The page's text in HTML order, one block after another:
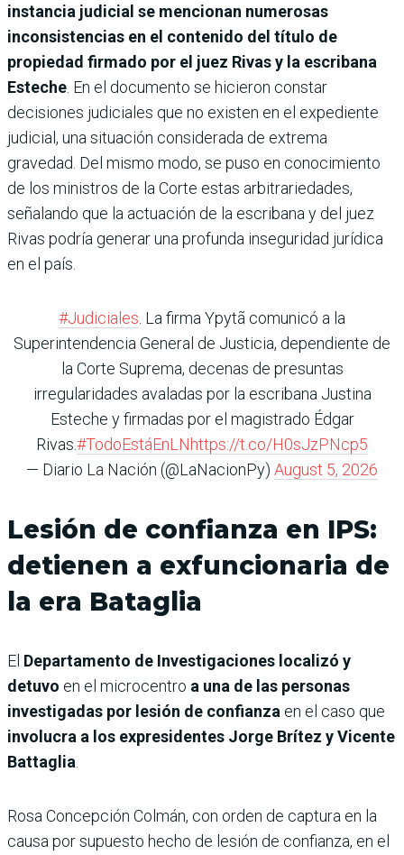
instancia judicial se mencionan numerosas
inconsistencias en el contenido del título de
propiedad firmado por el juez Rivas y la escribana
Esteche . En el documento se hicieron constar
decisiones judiciales que no existen en el expediente
judicial, una situación considerada de extrema
gravedad. Del mismo modo, se puso en conocimiento
de los ministros de la Corte estas arbitrariedades,
señalando que la actuación de la escribana y del juez
Rivas podría generar una profunda inseguridad jurídica
en el país.
#Judiciales . La firma Ypytã comunicó a la
Superintendencia General de Justicia, dependiente de
la Corte Suprema, decenas de presuntas
irregularidades avaladas por la escribana Justina
Esteche y firmadas por el magistrado Édgar
Rivas.#TodoEstáEnLNhttps://t.co/H0sJzPNcp5
— Diario La Nación (@LaNacionPy) August 5, 2026
Lesión de confianza en IPS:
detienen a exfuncionaria de
la era Bataglia
El Departamento de Investigaciones localizó y
detuvo en el microcentro a una de las personas
investigadas por lesión de confianza en el caso que
involucra a los expresidentes Jorge Brítez y Vicente
Battaglia
Rosa Concepción Colmán, con orden de captura en la
causa por supuesto hecho de lesión de confianza, en el